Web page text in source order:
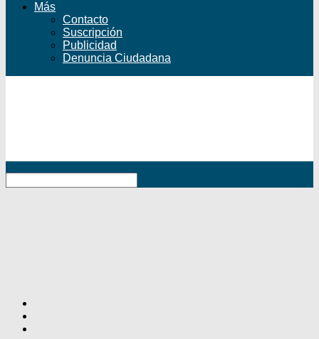
Más
Contacto
Suscripción
Publicidad
Denuncia Ciudadana